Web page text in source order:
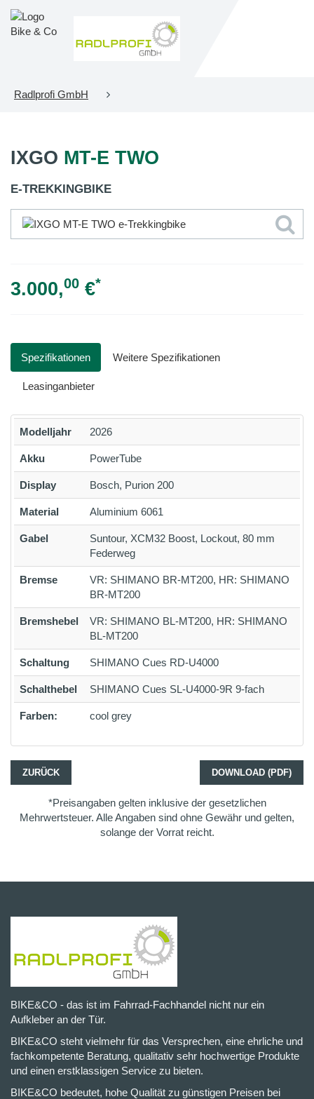
Radlprofi GmbH
IXGO MT-E TWO
E-TREKKINGBIKE
3.000,00 €*
Spezifikationen Weitere Spezifikationen
Leasinganbieter
Modelljahr 2026
Akku PowerTube
Display Bosch, Purion 200
Material Aluminium 6061
Gabel
Suntour, XCM32 Boost, Lockout, 80 mm
Federweg
Bremse
VR: SHIMANO BR-MT200, HR: SHIMANO
BR-MT200
Bremshebel
VR: SHIMANO BL-MT200, HR: SHIMANO
BL-MT200
Schaltung SHIMANO Cues RD-U4000
Schalthebel SHIMANO Cues SL-U4000-9R 9-fach
Farben: cool grey
ZURÜCK DOWNLOAD (PDF)
*Preisangaben gelten inklusive der gesetzlichen
Mehrwertsteuer. Alle Angaben sind ohne Gewähr und gelten,
solange der Vorrat reicht.
BIKE&CO - das ist im Fahrrad-Fachhandel nicht nur ein
Aufkleber an der Tür.
BIKE&CO steht vielmehr für das Versprechen, eine ehrliche und
fachkompetente Beratung, qualitativ sehr hochwertige Produkte
und einen erstklassigen Service zu bieten.
BIKE&CO bedeutet, hohe Qualität zu günstigen Preisen bei